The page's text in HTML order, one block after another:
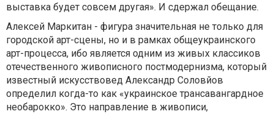
выставка будет совсем другая». И сдержал обещание.
Алексей Маркитан - фигура значительная не только для
городской арт-сцены, но и в рамках общеукраинского
арт-процесса, ибо является одним из живых классиков
отечественного живописного постмодернизма, который
известный искусствовед Александр Соловйов
определил когда-то как «украинское трансавангардное
необарокко». Это направление в живописи,